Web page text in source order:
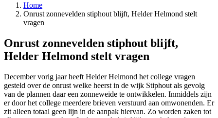
Home
Onrust zonnevelden stiphout blijft, Helder Helmond stelt
vragen
Onrust zonnevelden stiphout blijft,
Helder Helmond stelt vragen
December vorig jaar heeft Helder Helmond het college vragen
gesteld over de onrust welke heerst in de wijk Stiphout als gevolg
van de plannen daar een zonneweide te ontwikkelen. Inmiddels zijn
er door het college meerdere brieven verstuurd aan omwonenden. Er
zit alleen totaal geen lijn in de aanpak hiervan. Zo worden zaken tot